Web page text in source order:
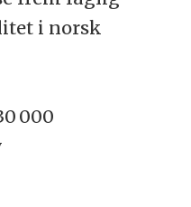
i norsk
000